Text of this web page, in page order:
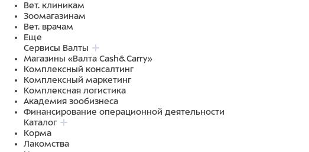
Вет. клиникам
Зоомагазинам
Вет. врачам
Еще
Сервисы Валты
Магазины «Валта Cash&Carry»
Комплексный консалтинг
Комплексный маркетинг
Комплексная логистика
Академия зообизнеса
Финансирование операционной деятельности
Каталог
Корма
Лакомства